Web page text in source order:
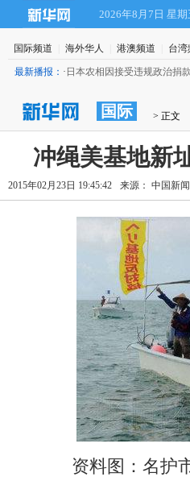
2026年8月7日 星期
国际频道 海外华人 港澳频道 台湾
最新播报： · 日本农相因接受违规政治捐
国际 > 正文
冲绳美基地新
2015年02月23日 19:45:42 来源： 中国新
资料图：名护市